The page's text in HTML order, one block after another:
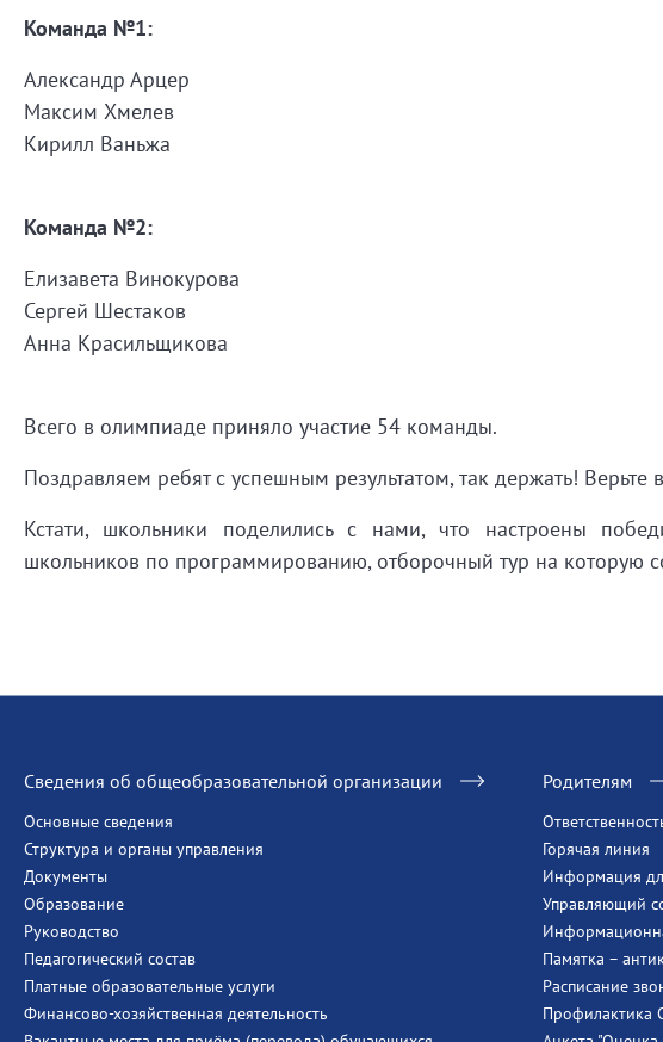
Команда №1:
Александр Арцер
Максим Хмелев
Кирилл Ваньжа
Команда №2:
Елизавета Винокурова
Сергей Шестаков
Анна Красильщикова
Всего в олимпиаде приняло участие 54 команды.
Поздравляем ребят с успешным результатом, так держать! Верьте
Кстати, школьники поделились с нами, что настроены
школьников по программированию, отборочный тур на которую
Сведения об общеобразовательной организации
Основные сведения
Структура и органы управления
Документы
Образование
Руководство
Педагогический состав
Платные образовательные услуги
Финансово-хозяйственная деятельность
Родителям
Горячая линия
Информация
Управляющий
Памятка –
Расписание
Профилактика